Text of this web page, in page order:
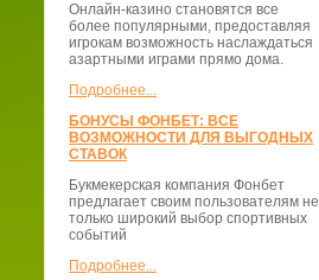
Онлайн-казино становятся все
более популярными, предоставляя
игрокам возможность наслаждаться
азартными играми прямо дома.
Подробнее...
БОНУСЫ ФОНБЕТ: ВСЕ
ВОЗМОЖНОСТИ ДЛЯ ВЫГОДНЫХ
СТАВОК
Букмекерская компания Фонбет
предлагает своим пользователям не
только широкий выбор спортивных
событий
Подробнее...